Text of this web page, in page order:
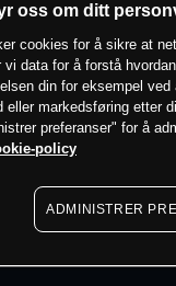
oss om ditt
cookies for å sikre at
vi data for å forstå
din for eksempel
eller markedsføring etter
preferanser" for å
policy
ADMINISTRER